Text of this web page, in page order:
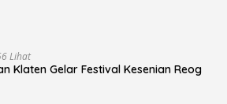
Lihat
Klaten Gelar Festival Kesenian Reog